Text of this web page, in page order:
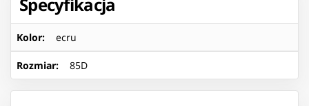
Kolor: ecru
Rozmiar: 85D